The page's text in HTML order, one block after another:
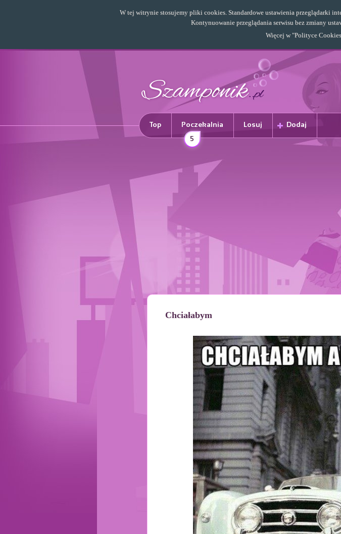
Top Poczekalnia
5
Losuj Dodaj
Chciałabym
W tej witrynie stosujemy pliki cookies. Standardowe ustawienia przeglądarki
Kontynuowanie przeglądania serwisu bez zmiany
Więcej w "Polityce Cookies